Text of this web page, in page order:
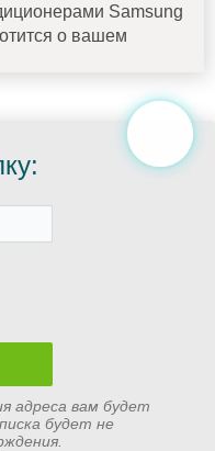
Samsung
о вашем
адреса вам будет
будет не